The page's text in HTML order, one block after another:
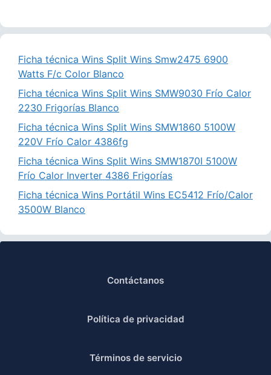
Ficha técnica Wins Split Wins Smw2475 6900
Watts F/c Color Blanco
Ficha técnica Wins Split Wins SMW9030 Frío Calor
2230 Frigorías Blanco
Ficha técnica Wins Split Wins SMW1860 5100W
220V Frío Calor 4386fg
Ficha técnica Wins Split Wins SMW1870I 5100W
Frío Calor Inverter 4386 Frigorías
Ficha técnica Wins Portátil Wins EC5412 Frío/Calor
3500W Blanco
Contáctanos
Política de privacidad
Términos de servicio